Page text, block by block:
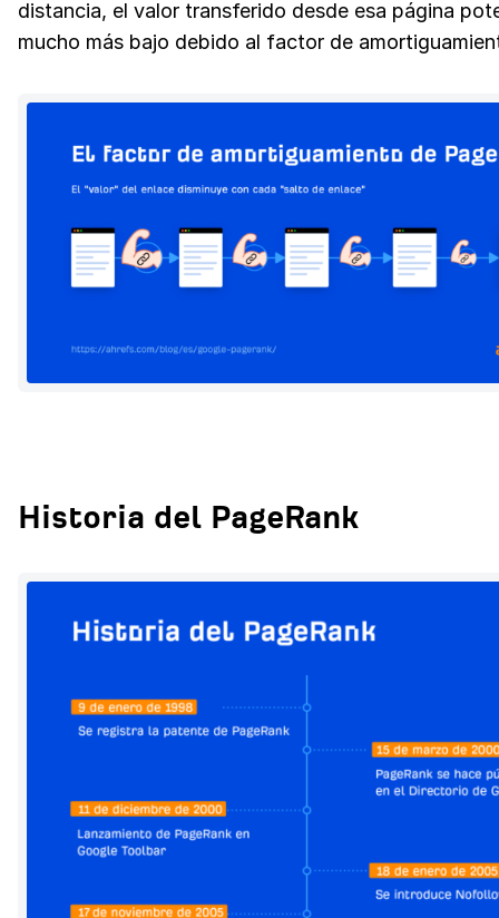
distancia, el valor transferido desde esa página
mucho más bajo debido al factor de
Historia del PageRank